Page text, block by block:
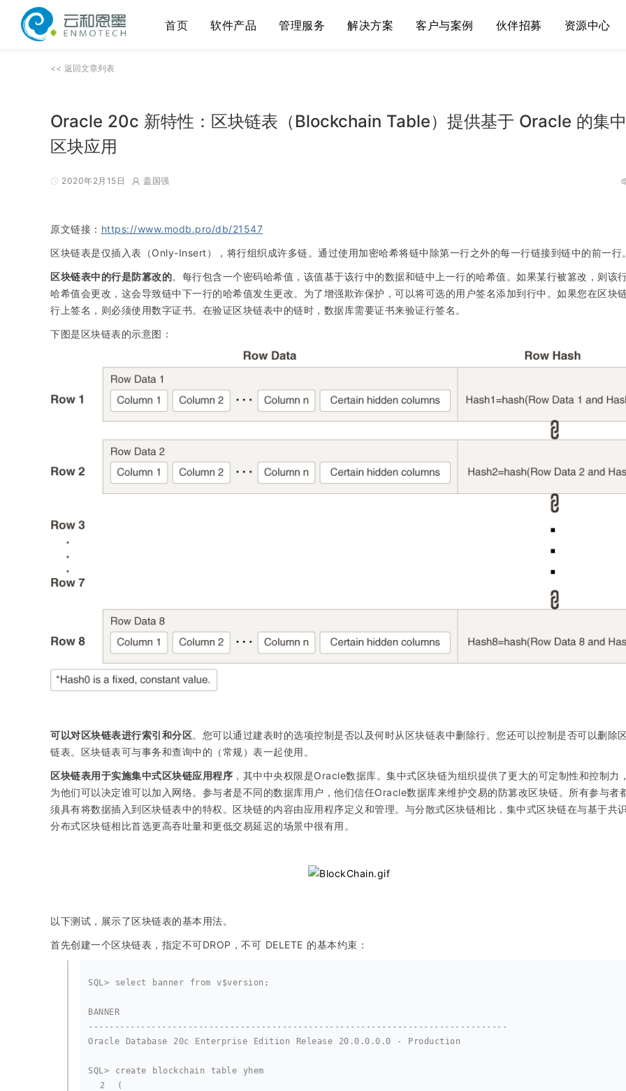
首页 软件产品 管理服务 解决方案 客户与案例 伙伴招募 资源中心
<< 返回文章列表
Oracle 20c 新特性：区块链表（Blockchain Table）提供基于 Oracle 的集
区块应用
2020年2月15日 盖国强
原文链接： https://www.modb.pro/db/21547
区块链表是仅插入表（Only-Insert），将行组织成许多链。通过使用加密哈希将链中除第一行之外的每一行链接到链中的前一行。
区块链表中的行是防篡改的。每行包含一个密码哈希值，该值基于该行中的数据和链中上一行的哈希值。如果某行被篡改，则该
哈希值会更改，这会导致链中下一行的哈希值发生更改。为了增强欺诈保护，可以将可选的用户签名添加到行中。如果您在区块
行上签名，则必须使用数字证书。在验证区块链表中的链时，数据库需要证书来验证行签名。
下图是区块链表的示意图：
可以对区块链表进行索引和分区。您可以通过建表时的选项控制是否以及何时从区块链表中删除行。您还可以控制是否可以删除
链表。区块链表可与事务和查询中的（常规）表一起使用。
区块链表用于实施集中式区块链应用程序 ，其中中央权限是Oracle数据库。集中式区块链为组织提供了更大的可定制性和控制力
为他们可以决定谁可以加入网络。参与者是不同的数据库用户，他们信任Oracle数据库来维护交易的防篡改区块链。所有参与者
须具有将数据插入到区块链表中的特权。区块链的内容由应用程序定义和管理。与分散式区块链相比，集中式区块链在与基于共
分布式区块链相比首选更高吞吐量和更低交易延迟的场景中很有用。
以下测试，展示了区块链表的基本用法。
首先创建一个区块链表，指定不可DROP，不可 DELETE 的基本约束：
SQL> select banner from v$version;
BANNER
--------------------------------------------------------------------------------
Oracle Database 20c Enterprise Edition Release 20.0.0.0.0 - Production
SQL> create blockchain table yhem
2  (